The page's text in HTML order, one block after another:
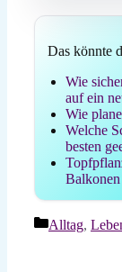
Das könnte
Wie
auf ein
Wie
Welche
besten
Kategorien
Alltag,